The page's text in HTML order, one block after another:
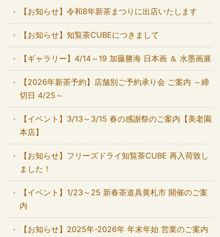
【お知らせ】令和8年新茶まつりに出店いたします
【お知らせ】知覧茶CUBEにつきまして
【ギャラリー】4/14～19 加藤勝海 日本画 ＆ 水墨画展
【2026年新茶予約】店舗別ご予約承り会 ご案内 ～締
切日 4/25～
【イベント】3/13～3/15 春の感謝祭のご案内【美老園
本店】
【お知らせ】フリーズドライ知覧茶CUBE 再入荷致し
ました！
【イベント】1/23～25 新春茶道具黄札市 開催のご案
内
【お知らせ】2025年-2026年 年末年始 営業のご案内